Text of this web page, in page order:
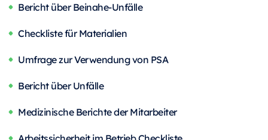
Bericht über Beinahe-Unfälle
Checkliste für Materialien
Umfrage zur Verwendung von PSA
Bericht über Unfälle
Medizinische Berichte der Mitarbeiter